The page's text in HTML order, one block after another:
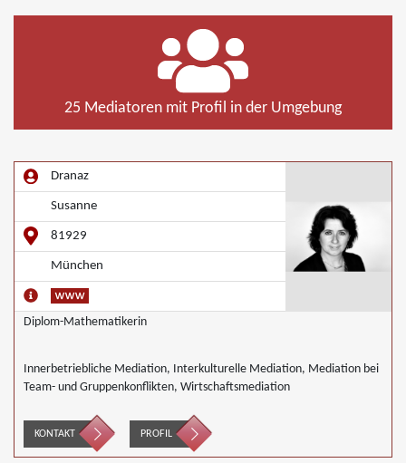
25 Mediatoren mit Profil in der Umgebung
Dranaz
Susanne
81929
München
Diplom-Mathematikerin
Innerbetriebliche Mediation, Interkulturelle Mediation, Mediation bei
Team- und Gruppenkonflikten, Wirtschaftsmediation
KONTAKT PROFIL